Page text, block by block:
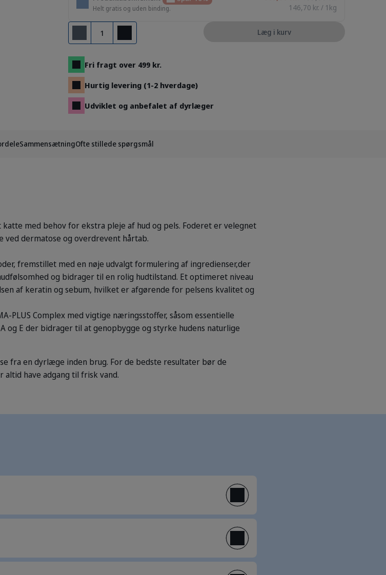
Helt gratis og uden binding. 146,70 kr. / 1kg
Fjern
Tilføj
Læg i kurv
Fri fragt over 499 kr.
Hurtig levering (1-2 hverdage)
Udviklet og anbefalet af dyrlæger
SammensætningOfte stillede spørgsmål
med behov for ekstra pleje af hud og pels. Foderet er velegnet
dermatose og overdrevent hårtab.
fremstillet med en nøje udvalgt formulering af ingredienser,der
og bidrager til en rolig hudtilstand. Et optimeret niveau
af keratin og sebum, hvilket er afgørende for pelsens kvalitet og
PLUS Complex med vigtige næringsstoffer, såsom essentielle
og E der bidrager til at genopbygge og styrke hudens naturlige
fra en dyrlæge inden brug. For de bedste resultater bør de
have adgang til frisk vand.